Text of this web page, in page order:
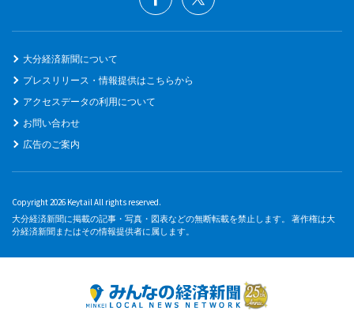
大分経済新聞について
プレスリリース・情報提供はこちらから
アクセスデータの利用について
お問い合わせ
広告のご案内
Copyright 2026 Keytail All rights reserved.
大分経済新聞に掲載の記事・写真・図表などの無断転載を禁止します。 著作権は大
分経済新聞またはその情報提供者に属します。